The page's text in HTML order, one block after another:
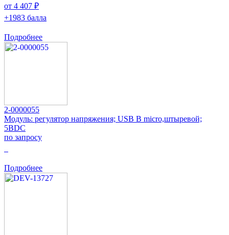
от 4 407 ₽
+1983 балла
Подробнее
2-0000055
Модуль: регулятор напряжения; USB B micro,штыревой;
5ВDC
по запросу
Подробнее